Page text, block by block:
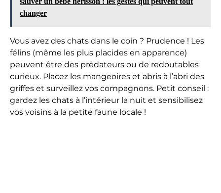
changer
Vous avez des chats dans le coin ? Prudence ! Les
félins (même les plus placides en apparence)
peuvent être des prédateurs ou de redoutables
curieux. Placez les mangeoires et abris à l’abri des
griffes et surveillez vos compagnons. Petit conseil :
gardez les chats à l’intérieur la nuit et sensibilisez
vos voisins à la petite faune locale !